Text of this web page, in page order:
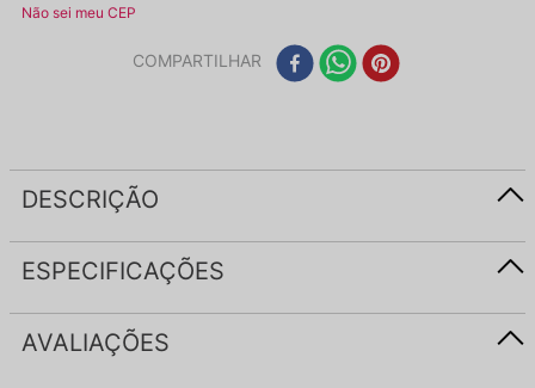
Não sei meu CEP
COMPARTILHAR
DESCRIÇÃO
ESPECIFICAÇÕES
AVALIAÇÕES